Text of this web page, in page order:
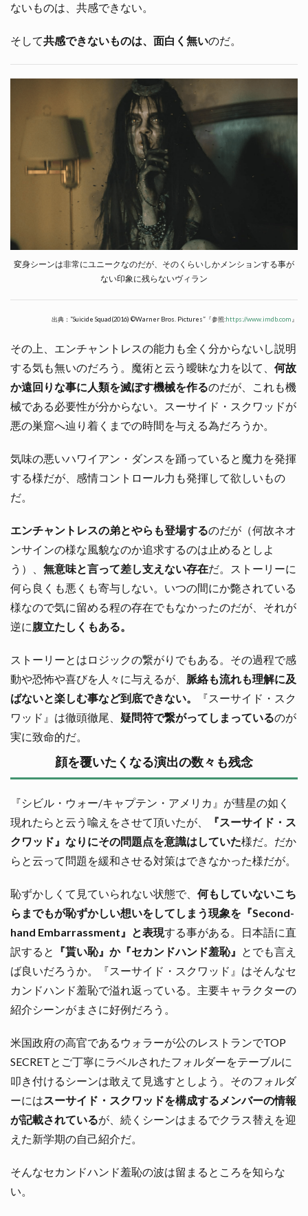
ないものは、共感できない。
そして共感できないものは、面白く無いのだ。
変身シーンは非常にユニークなのだが、そのくらいしかメンションする事が
ない印象に残らないヴィラン
出典：”Suicide Squad(2016) ©Warner Bros. Pictures”『参照:https://www.imdb.com 』
その上、エンチャントレスの能力も全く分からないし説明
する気も無いのだろう。魔術と云う曖昧な力を以て、 何故
か遠回りな事に人類を滅ぼす機械を作るのだが、これも機
械である必要性が分からない。スーサイド・スクワッドが
悪の巣窟へ辿り着くまでの時間を与える為だろうか。
気味の悪いハワイアン・ダンスを踊っていると魔力を発揮
する様だが、感情コントロール力も発揮して欲しいもの
だ。
エンチャントレスの弟とやらも登場するのだが（何故ネオ
ンサインの様な風貌なのか追求するのは止めるとしよ
う）、 無意味と言って差し支えない存在だ。ストーリーに
何ら良くも悪くも寄与しない。いつの間にか斃されている
様なので気に留める程の存在でもなかったのだが、それが
逆に腹立たしくもある。
ストーリーとはロジックの繋がりでもある。その過程で感
動や恐怖や喜びを人々に与えるが、 脈絡も流れも理解に及
ばないと楽しむ事など到底できない。
『スーサイド・スク
ワッド』は徹頭徹尾、 疑問符で繋がってしまっているのが
実に致命的だ。
顔を覆いたくなる演出の数々も残念
『シビル・ウォー/キャプテン・アメリカ』が彗星の如く
現れたらと云う喩えをさせて頂いたが、
『スーサイド・ス
クワッド』なりにその問題点を意識はしていた様だ。だか
らと云って問題を緩和させる対策はできなかった様だが。
恥ずかしくて見ていられない状態で、 何もしていないこち
らまでもが恥ずかしい想いをしてしまう現象を『Second-
hand Embarrassment』と表現する事がある。日本語に直
訳すると
『貰い恥』か『セカンドハンド羞恥』
とでも言え
ば良いだろうか。『スーサイド・スクワッド』はそんなセ
カンドハンド羞恥で溢れ返っている。主要キャラクターの
紹介シーンがまさに好例だろう。
米国政府の高官であるウォラーが公のレストランでTOP
SECRETとご丁寧にラベルされたフォルダーをテーブルに
叩き付けるシーンは敢えて見逃すとしよう。そのフォルダ
ーにはスーサイド・スクワッドを構成するメンバーの情報
が記載されているが、続くシーンはまるでクラス替えを迎
えた新学期の自己紹介だ。
そんなセカンドハンド羞恥の波は留まるところを知らな
い。